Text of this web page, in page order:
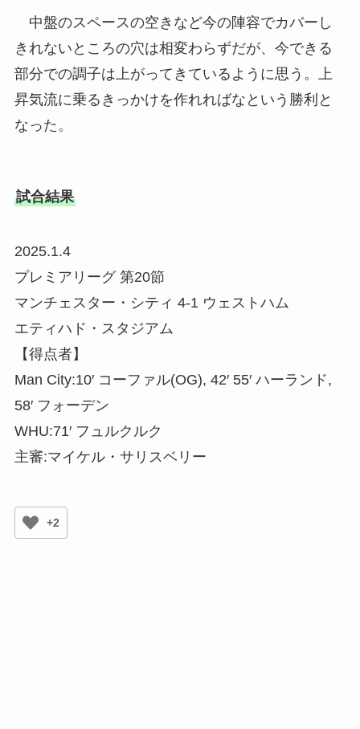
中盤のスペースの空きなど今の陣容でカバーし
きれないところの穴は相変わらずだが、今できる
部分での調子は上がってきているように思う。上
昇気流に乗るきっかけを作れればなという勝利と
なった。
試合結果
2025.1.4
プレミアリーグ 第20節
マンチェスター・シティ 4-1 ウェストハム
エティハド・スタジアム
【得点者】
Man City:10′ コーファル(OG), 42′ 55′ ハーランド,
58′ フォーデン
WHU:71′ フュルクルク
主審:マイケル・サリスベリー
+2